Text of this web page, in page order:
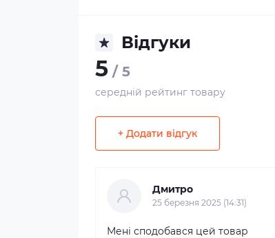
Відгуки
5 / 5
середній рейтинг товару
+ Додати відгук
Дмитро
25 березня 2025 (14:31)
Мені сподобався цей товар